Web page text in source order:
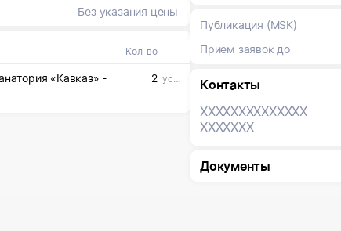
Без указания цены
Кол-во
«Кавказ» -
2 усл. ед
Публикация (MSK)
Прием заявок до
Контакты
XXXXXXXXXXXXXX
XXXXXXX
Документы